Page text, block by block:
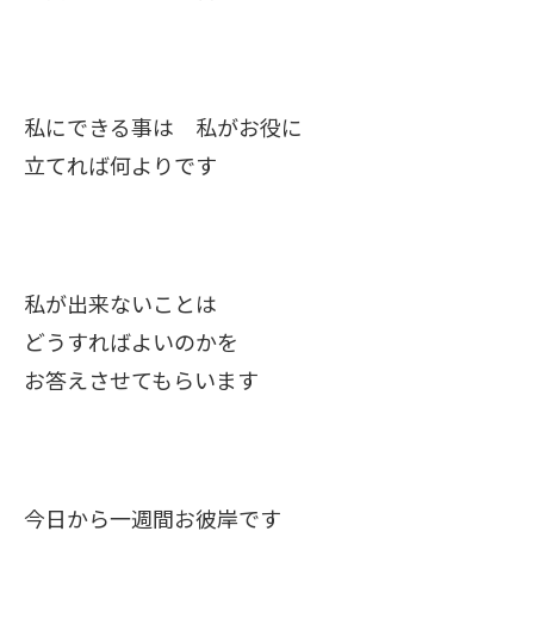
私にできる事は 私がお役に
立てれば何よりです
私が出来ないことは
どうすればよいのかを
お答えさせてもらいます
今日から一週間お彼岸です